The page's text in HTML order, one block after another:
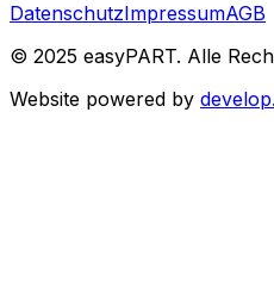
DatenschutzImpressumAGB
© 2025 easyPART. Alle
Website powered by